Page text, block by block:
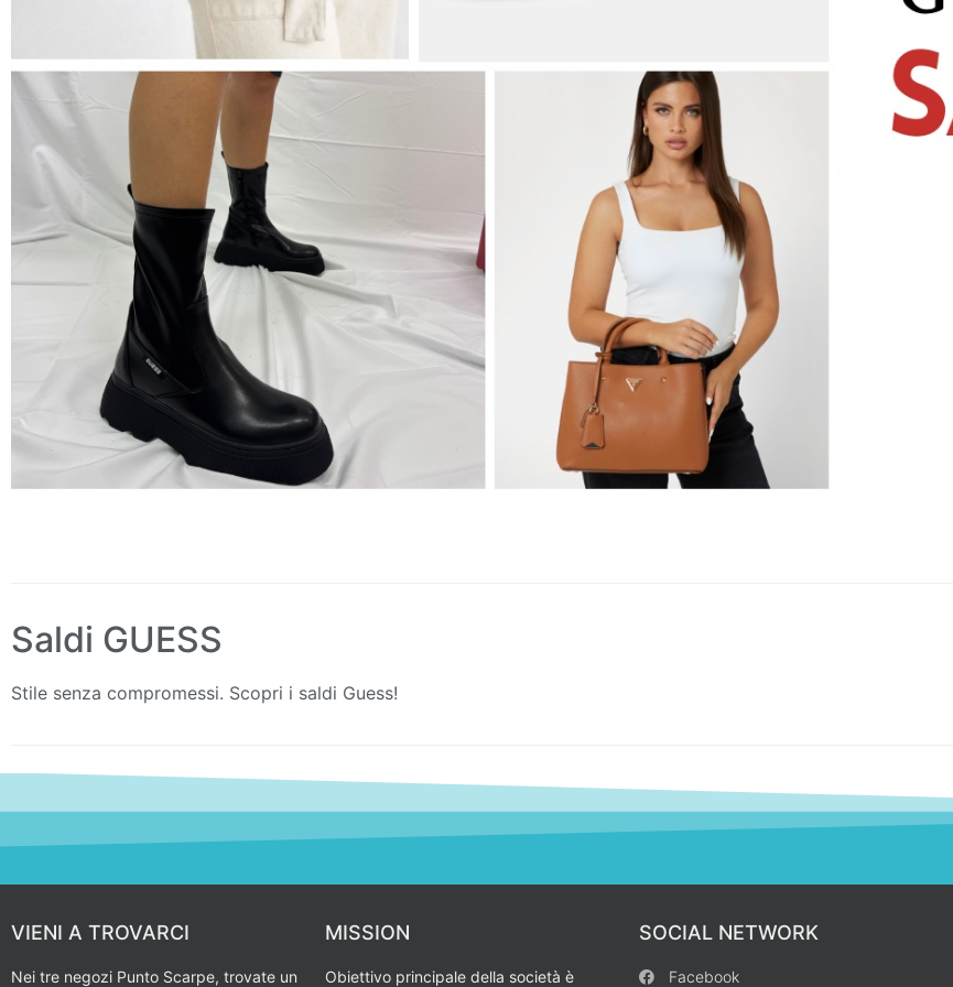
Saldi GUESS
Stile senza compromessi. Scopri i saldi Guess!
VIENI A TROVARCI
Nei tre negozi Punto Scarpe, trovate un
MISSION
Obiettivo principale della società è
SOCIAL NETWORK
Facebook